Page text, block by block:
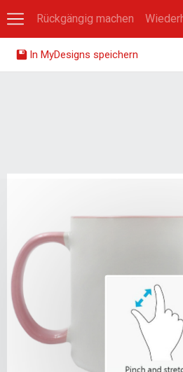
Rückgängig machen
In MyDesigns speichern